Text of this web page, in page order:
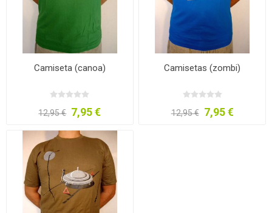
Camiseta (canoa)
12,95 € 7,95 €
Camisetas (zombi)
12,95 € 7,95 €